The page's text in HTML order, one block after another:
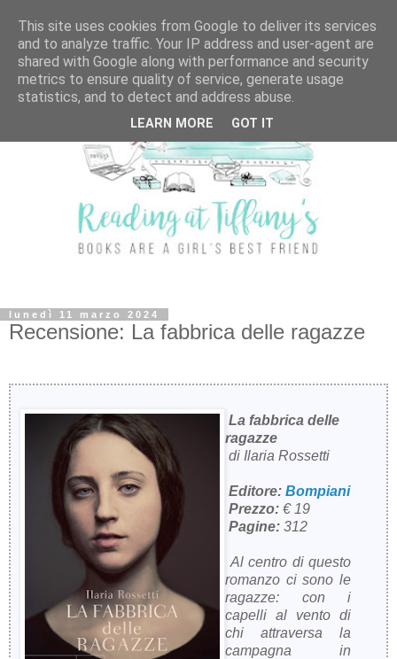
lunedì 11 marzo 2024
Recensione: La fabbrica delle ragazze
La fabbrica delle
ragazze
di Ilaria Rossetti
Editore:Bompiani
Prezzo: € 19
Pagine:312
Al centro di questo
romanzo ci sono le
ragazze: con i
capelli al vento di
chi attraversa la
campagna in
This site uses cookies from Google to deliver its services
and to analyze traffic. Your IP address and user-agent are
shared with Google along with performance and security
metrics to ensure quality of service, generate usage
statistics, and to detect and address abuse.
LEARN MORE GOT IT